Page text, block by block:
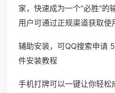
家，快速成为一个“必胜”的
用户可通过正规渠道获取使
辅助安装，可QQ搜索申请
件安装教程
手机打牌可以一键让你轻松